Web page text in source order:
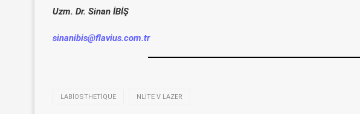
Uzm. Dr. Sinan İBİŞ
sinanibis@flavius.com.tr
LABIOSTHETIQUE NLITE V LAZER